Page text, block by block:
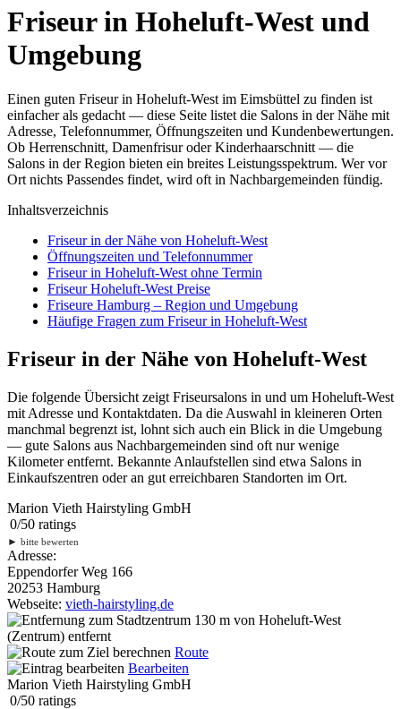
Friseur in Hoheluft-West und
Umgebung
Einen guten Friseur in Hoheluft-West im Eimsbüttel zu finden ist
einfacher als gedacht — diese Seite listet die Salons in der Nähe mit
Adresse, Telefonnummer, Öffnungszeiten und Kundenbewertungen.
Ob Herrenschnitt, Damenfrisur oder Kinderhaarschnitt — die
Salons in der Region bieten ein breites Leistungsspektrum. Wer vor
Ort nichts Passendes findet, wird oft in Nachbargemeinden fündig.
Inhaltsverzeichnis
Friseur in der Nähe von Hoheluft-West
Öffnungszeiten und Telefonnummer
Friseur in Hoheluft-West ohne Termin
Friseur Hoheluft-West Preise
Friseure Hamburg – Region und Umgebung
Häufige Fragen zum Friseur in Hoheluft-West
Friseur in der Nähe von Hoheluft-West
Die folgende Übersicht zeigt Friseursalons in und um Hoheluft-West
mit Adresse und Kontaktdaten. Da die Auswahl in kleineren Orten
manchmal begrenzt ist, lohnt sich auch ein Blick in die Umgebung
— gute Salons aus Nachbargemeinden sind oft nur wenige
Kilometer entfernt. Bekannte Anlaufstellen sind etwa Salons in
Einkaufszentren oder an gut erreichbaren Standorten im Ort.
Marion Vieth Hairstyling GmbH
0/50 ratings
► bitte bewerten
Adresse:
Eppendorfer Weg 166
20253 Hamburg
Webseite: vieth-hairstyling.de
130 m von Hoheluft-West
(Zentrum) entfernt
Route
Bearbeiten
Marion Vieth Hairstyling GmbH
0/50 ratings